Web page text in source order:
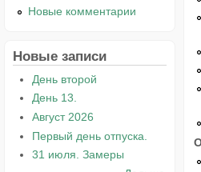
Новые комментарии
Новые записи
День второй
День 13.
Август 2026
Первый день отпуска.
31 июля. Замеры